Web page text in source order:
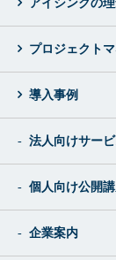
プロジェクト
導入事例
法人向けサー
個人向け公開
企業案内